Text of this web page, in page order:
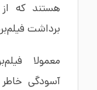
هستند که
برداشت
معمولا
آسودگی